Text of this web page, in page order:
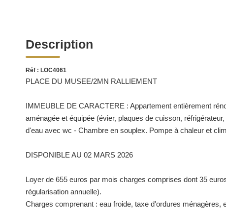
Description
Réf : LOC4061
PLACE DU MUSEE/2MN RALLIEMENT
IMMEUBLE DE CARACTERE : Appartement entièrement
aménagée et équipée (évier, plaques de cuisson,
d'eau avec wc - Chambre en souplex. Pompe à chaleur et
DISPONIBLE AU 02 MARS 2026
Loyer de 655 euros par mois charges comprises dont 35
régularisation annuelle).
Charges comprenant : eau froide, taxe d'ordures ménagères,